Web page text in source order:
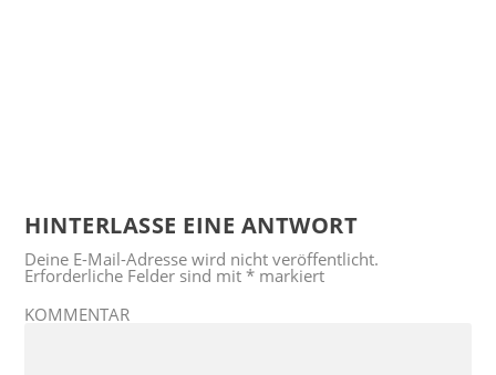
HINTERLASSE EINE ANTWORT
Deine E-Mail-Adresse wird nicht veröffentlicht.
Erforderliche Felder sind mit* markiert
KOMMENTAR